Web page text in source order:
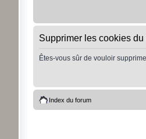
Supprimer les cookies du
Êtes-vous sûr de vouloir
Index du forum